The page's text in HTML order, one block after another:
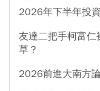
2026年下半年投
友達二把手柯富仁
草？
2026前進大南方